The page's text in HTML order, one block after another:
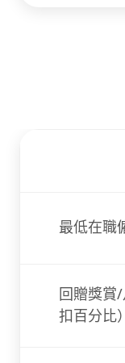
最低在職
回贈獎賞
扣百分比）